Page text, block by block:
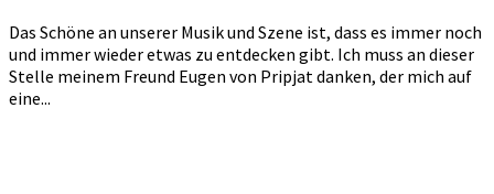
Das Schöne an unserer Musik und Szene ist, dass es immer noch
und immer wieder etwas zu entdecken gibt. Ich muss an dieser
Stelle meinem Freund Eugen von Pripjat danken, der mich auf
eine...